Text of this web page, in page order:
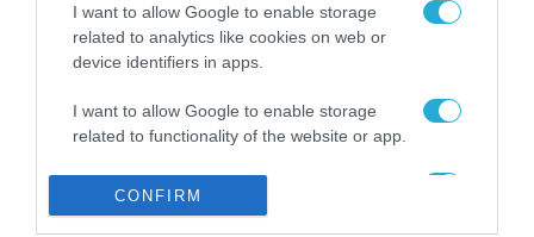
I want to allow Google to enable storage
related to analytics like cookies on web or
device identifiers in apps.
I want to allow Google to enable storage
related to functionality of the website or app.
related to personalization.
CONFIRM
δεν είναι απλώς μια
νέα τεχνολογία, είναι
μια νέα βιομηχανική
31.07.2026
Νέος οδηγός του ΕΚΤ
για τη χρηματοδότηση
των ελληνικών
επιχειρήσεων στον
χώρο της άμυνας
31.07.2026